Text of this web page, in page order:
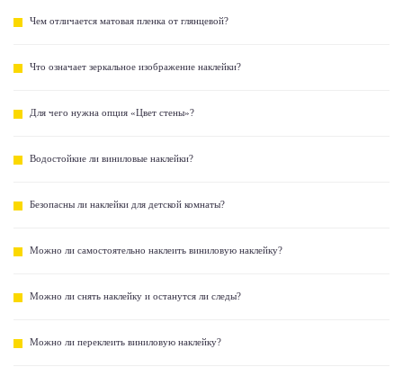
Чем отличается матовая пленка от глянцевой?
Что означает зеркальное изображение наклейки?
Для чего нужна опция «Цвет стены»?
Водостойкие ли виниловые наклейки?
Безопасны ли наклейки для детской комнаты?
Можно ли самостоятельно наклеить виниловую наклейку?
Можно ли снять наклейку и останутся ли следы?
Можно ли переклеить виниловую наклейку?